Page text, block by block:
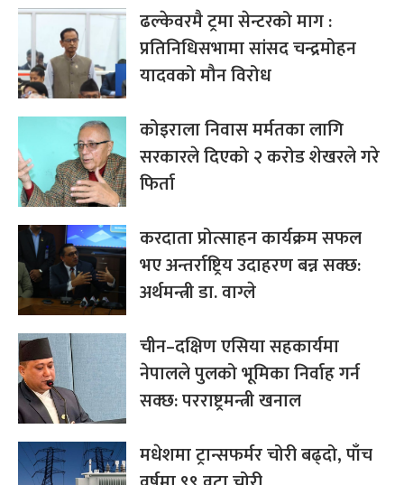
ढल्केवरमै ट्रमा सेन्टरको माग :
प्रतिनिधिसभामा सांसद चन्द्रमोहन
यादवको मौन विरोध
कोइराला निवास मर्मतका लागि
सरकारले दिएको २ करोड शेखरले गरे
फिर्ता
करदाता प्रोत्साहन कार्यक्रम सफल
भए अन्तर्राष्ट्रिय उदाहरण बन्न सक्छ:
अर्थमन्त्री डा. वाग्ले
चीन–दक्षिण एसिया सहकार्यमा
नेपालले पुलको भूमिका निर्वाह गर्न
सक्छ: परराष्ट्रमन्त्री खनाल
मधेशमा ट्रान्सफर्मर चोरी बढ्दो, पाँच